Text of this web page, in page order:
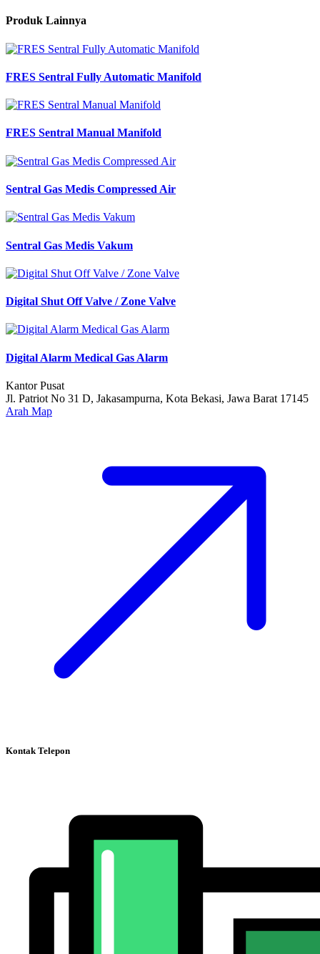
Produk Lainnya
FRES Sentral Fully Automatic Manifold
FRES Sentral Manual Manifold
Sentral Gas Medis Compressed Air
Sentral Gas Medis Vakum
Digital Shut Off Valve / Zone Valve
Digital Alarm Medical Gas Alarm
Kantor Pusat
Jl. Patriot No 31 D, Jakasampurna, Kota Bekasi, Jawa Barat 17145
Arah Map
Kontak Telepon